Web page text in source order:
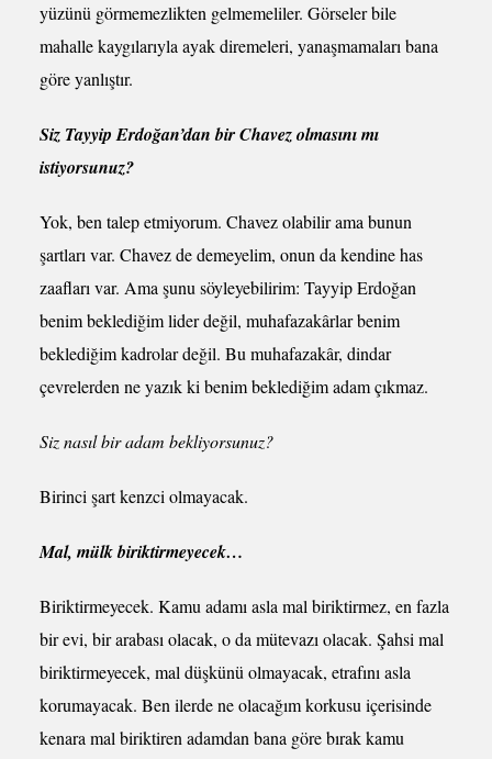
yüzünü görmemezlikten gelmemeliler. Görseler bile
mahalle kaygılarıyla ayak diremeleri, yanaşmamaları bana
göre yanlıştır.
Siz Tayyip Erdoğan’dan bir Chavez olmasını mı
istiyorsunuz?
Yok, ben talep etmiyorum. Chavez olabilir ama bunun
şartları var. Chavez de demeyelim, onun da kendine has
zaafları var. Ama şunu söyleyebilirim: Tayyip Erdoğan
benim beklediğim lider değil, muhafazakârlar benim
beklediğim kadrolar değil. Bu muhafazakâr, dindar
çevrelerden ne yazık ki benim beklediğim adam çıkmaz.
Siz nasıl bir adam bekliyorsunuz?
Birinci şart kenzci olmayacak.
Mal, mülk biriktirmeyecek…
Biriktirmeyecek. Kamu adamı asla mal biriktirmez, en fazla
bir evi, bir arabası olacak, o da mütevazı olacak. Şahsi mal
biriktirmeyecek, mal düşkünü olmayacak, etrafını asla
korumayacak. Ben ilerde ne olacağım korkusu içerisinde
kenara mal biriktiren adamdan bana göre bırak kamu